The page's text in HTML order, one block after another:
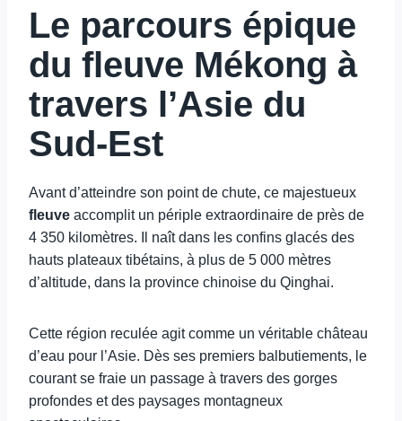
Le parcours épique
du fleuve Mékong à
travers l’Asie du
Sud-Est
Avant d’atteindre son point de chute, ce majestueux
fleuve accomplit un périple extraordinaire de près de
4 350 kilomètres. Il naît dans les confins glacés des
hauts plateaux tibétains, à plus de 5 000 mètres
d’altitude, dans la province chinoise du Qinghai.
Cette région reculée agit comme un véritable château
d’eau pour l’Asie. Dès ses premiers balbutiements, le
courant se fraie un passage à travers des gorges
profondes et des paysages montagneux